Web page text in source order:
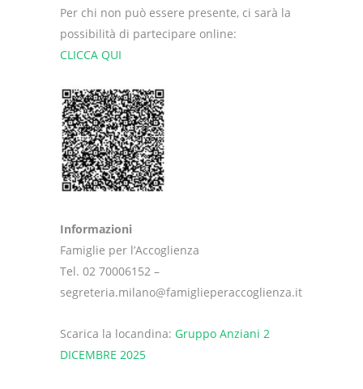
Per chi non può essere presente, ci sarà la
possibilità di partecipare online:
CLICCA QUI
Informazioni
Famiglie per l’Accoglienza
Tel. 02 70006152 –
segreteria.milano@famiglieperaccoglienza.it
Scarica la locandina: Gruppo Anziani 2
DICEMBRE 2025